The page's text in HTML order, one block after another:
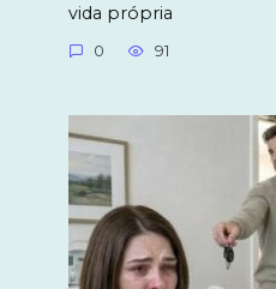
vida própria
0 91